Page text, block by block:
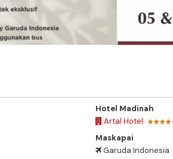
Hotel Madinah
Artal Hotel
Maskapai
Garuda Indonesia